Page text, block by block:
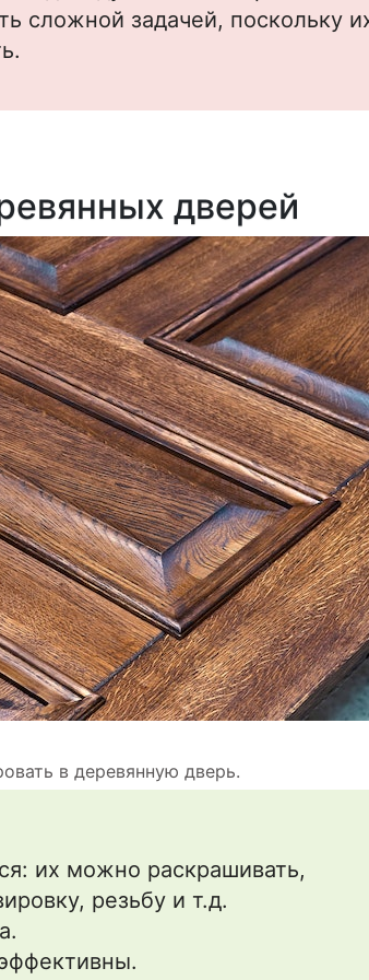
сложной задачей, поскольку
дверей
в деревянную дверь.
их можно раскрашивать,
резьбу и т.д.